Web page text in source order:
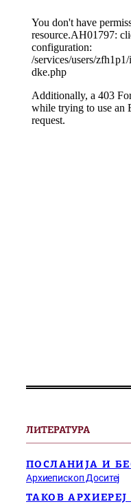
ЛИТЕРАТУРА
ПОСЛАНИЈА И
Архиепископ Доситеј
ТАКОВ